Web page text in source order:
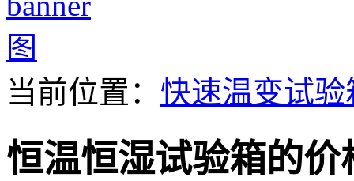
当前位置： 快速温变试验
恒温恒湿试验箱的价